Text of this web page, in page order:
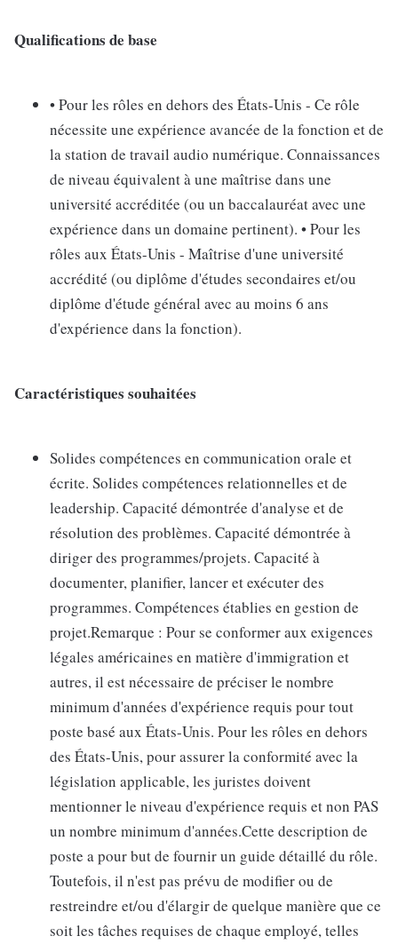
Qualifications de base
• Pour les rôles en dehors des États-Unis - Ce rôle
nécessite une expérience avancée de la fonction et de
la station de travail audio numérique. Connaissances
de niveau équivalent à une maîtrise dans une
université accréditée (ou un baccalauréat avec une
expérience dans un domaine pertinent). • Pour les
rôles aux États-Unis - Maîtrise d'une université
accrédité (ou diplôme d'études secondaires et/ou
diplôme d'étude général avec au moins 6 ans
d'expérience dans la fonction).
Caractéristiques souhaitées
Solides compétences en communication orale et
écrite. Solides compétences relationnelles et de
leadership. Capacité démontrée d'analyse et de
résolution des problèmes. Capacité démontrée à
diriger des programmes/projets. Capacité à
documenter, planifier, lancer et exécuter des
programmes. Compétences établies en gestion de
projet.Remarque : Pour se conformer aux exigences
légales américaines en matière d'immigration et
autres, il est nécessaire de préciser le nombre
minimum d'années d'expérience requis pour tout
poste basé aux États-Unis. Pour les rôles en dehors
des États-Unis, pour assurer la conformité avec la
législation applicable, les juristes doivent
mentionner le niveau d'expérience requis et non PAS
un nombre minimum d'années.Cette description de
poste a pour but de fournir un guide détaillé du rôle.
Toutefois, il n'est pas prévu de modifier ou de
restreindre et/ou d'élargir de quelque manière que ce
soit les tâches requises de chaque employé, telles